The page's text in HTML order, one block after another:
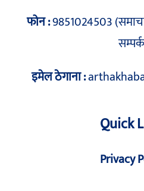
फोन :9851024503
इमेल ठेगाना :
Quick
Privacy